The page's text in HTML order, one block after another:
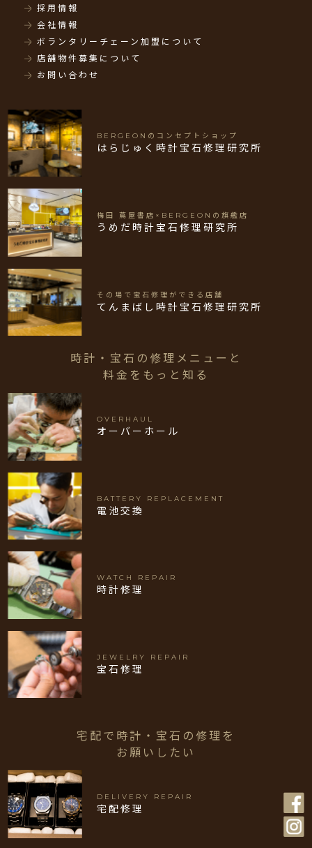
採用情報
会社情報
ボランタリーチェーン加盟について
店舗物件募集について
お問い合わせ
BERGEONのコンセプトショップ
はらじゅく時計宝石修理研究所
梅田 蔦屋書店×BERGEONの旗艦店
うめだ時計宝石修理研究所
その場で宝石修理ができる店舗
てんまばし時計宝石修理研究所
時計・宝石の修理メニューと
料金をもっと知る
OVERHAUL
オーバーホール
BATTERY REPLACEMENT
電池交換
WATCH REPAIR
時計修理
JEWELRY REPAIR
宝石修理
宅配で時計・宝石の修理を
お願いしたい
DELIVERY REPAIR
宅配修理